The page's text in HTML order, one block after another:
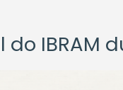
IBRAM